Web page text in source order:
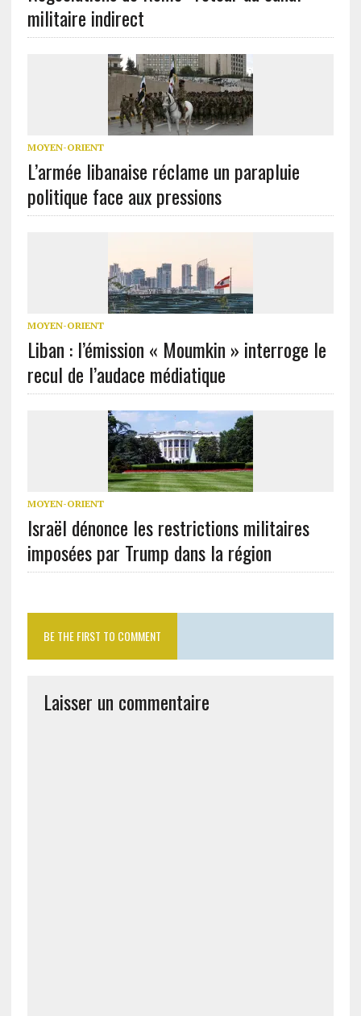
militaire indirect
MOYEN-ORIENT
L’armée libanaise réclame un parapluie
politique face aux pressions
MOYEN-ORIENT
Liban : l’émission « Moumkin » interroge le
recul de l’audace médiatique
MOYEN-ORIENT
Israël dénonce les restrictions militaires
imposées par Trump dans la région
BE THE FIRST TO COMMENT
Laisser un commentaire